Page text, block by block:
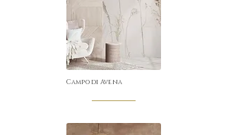
Campo di Avena